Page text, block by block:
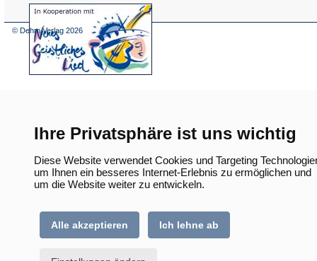
Ihre Privatsphäre ist uns wichtig
Diese Website verwendet Cookies und Targeting
um Ihnen ein besseres Internet-Erlebnis zu ermöglichen und
um die Website weiter zu entwickeln.
Alle akzeptieren Ich lehne ab
(Öffnet
in
© Dehm Verlag 2026